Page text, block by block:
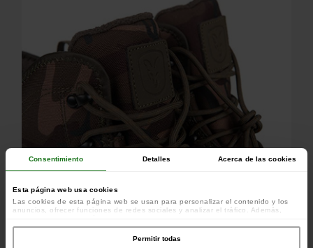
Consentimiento Detalles Acerca de las cookies
Esta página web usa cookies
Las cookies de esta página web se usan para personalizar el contenido y los
anuncios, ofrecer funciones de redes sociales y analizar el tráfico. Además,
colaboradores de redes sociales, publicidad y análisis web, quienes pueden
combinarla con otra información que les haya proporcionado o que hayan
recopilado a partir del uso que haya hecho de sus servicios.
Permitir todas
Construcción robusta